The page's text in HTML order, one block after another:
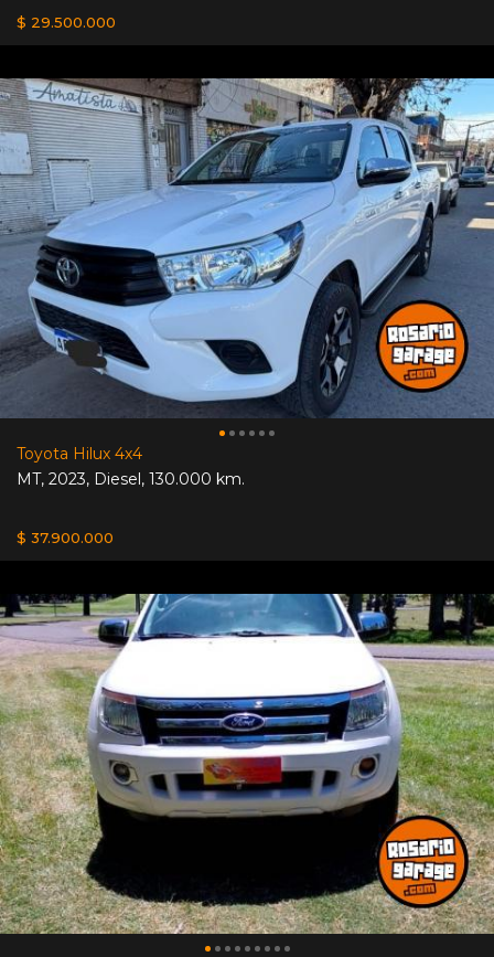
$ 29.500.000
Toyota Hilux 4x4
MT, 2023, Diesel, 130.000 km.
$ 37.900.000